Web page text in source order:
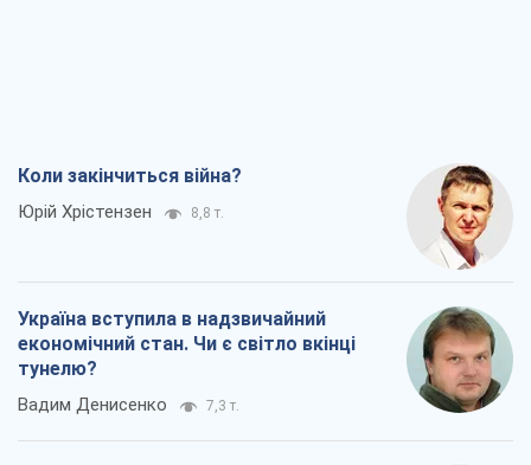
Коли закінчиться війна?
Юрій Хрістензен 8,8 т.
Україна вступила в надзвичайний
економічний стан. Чи є світло вкінці
тунелю?
Вадим Денисенко 7,3 т.